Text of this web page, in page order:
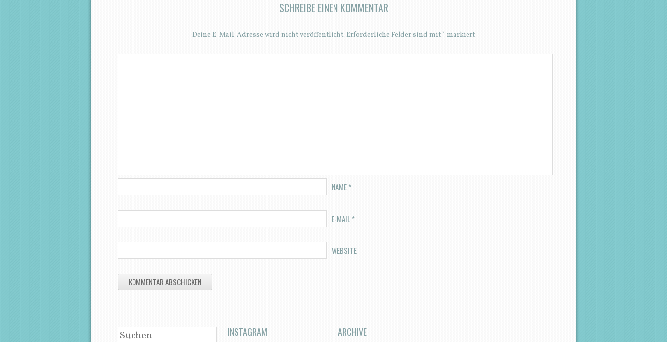
SCHREIBE EINEN KOMMENTAR
Deine E-Mail-Adresse wird nicht veröffentlicht. Erforderliche Felder sind mit *markiert
NAME*
E-MAIL*
WEBSITE
SUCHEN INSTAGRAM ARCHIVE